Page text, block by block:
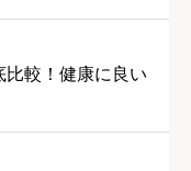
較！健康に良い